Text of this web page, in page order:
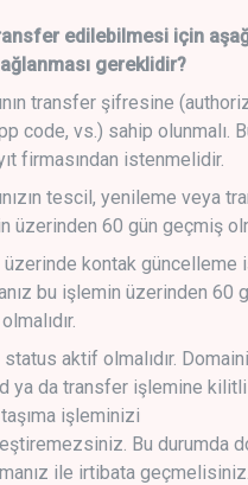
edilebilmesi için
gereklidir?
transfer şifresine
code, vs.) sahip olunmalı.
firmasından istenmelidir.
tescil, yenileme veya
üzerinden 60 gün geçmiş
üzerinde kontak güncelleme
bu işlemin üzerinden 60
status aktif olmalıdır.
ya da transfer işlemine kilitli
işleminizi
Bu durumda
ile irtibata geçmelisiniz.